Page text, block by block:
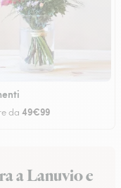
da 49€99
a Lanuvio e